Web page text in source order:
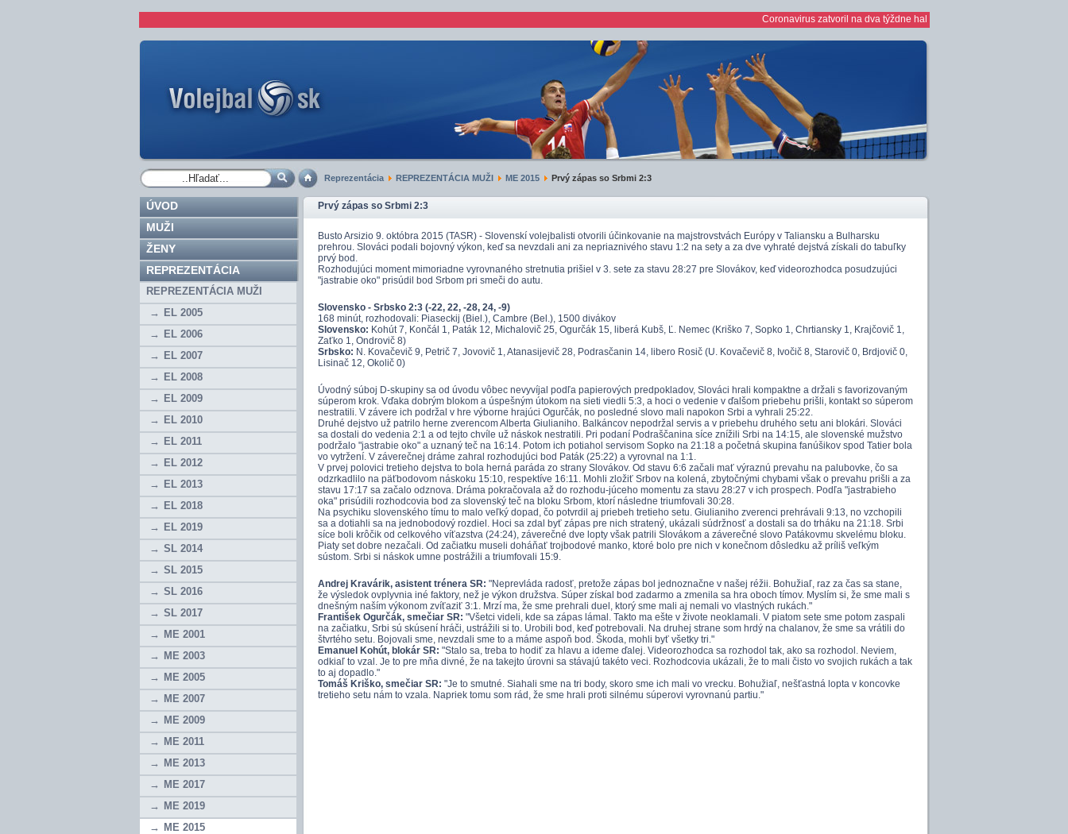
Coronavirus zatvoril na dva týždne haly *** 1/2 finále play off žien ***
Reprezentácia REPREZENTÁCIA MUŽI ME 2015 Prvý zápas so Srbmi 2:3
ÚVOD
MUŽI
ŽENY
REPREZENTÁCIA
REPREZENTÁCIA MUŽI
EL 2005
EL 2006
EL 2007
EL 2008
EL 2009
EL 2010
EL 2011
EL 2012
EL 2013
EL 2018
EL 2019
SL 2014
SL 2015
SL 2016
SL 2017
ME 2001
ME 2003
ME 2005
ME 2007
ME 2009
ME 2011
ME 2013
ME 2017
ME 2019
ME 2015
Prvý zápas so Srbmi 2:3
Busto Arsizio 9. októbra 2015 (TASR) - Slovenskí volejbalisti otvorili účinkovanie na majstrovstvách Európy v Taliansku a Bulharsku
prehrou. Slováci podali bojovný výkon, keď sa nevzdali ani za nepriaznivého stavu 1:2 na sety a za dve vyhraté dejstvá získali do tabuľky
prvý bod.
Rozhodujúci moment mimoriadne vyrovnaného stretnutia prišiel v 3. sete za stavu 28:27 pre Slovákov, keď videorozhodca posudzujúci
"jastrabie oko" prisúdil bod Srbom pri smeči do autu.
Slovensko - Srbsko 2:3 (-22, 22, -28, 24, -9)
168 minút, rozhodovali: Piaseckij (Biel.), Cambre (Bel.), 1500 divákov
Slovensko: Kohút 7, Končál 1, Paták 12, Michalovič 25, Ogurčák 15, liberá Kubš, Ľ. Nemec (Kriško 7, Sopko 1, Chrtiansky 1, Krajčovič 1,
Zaťko 1, Ondrovič 8)
Srbsko: N. Kovačevič 9, Petrič 7, Jovovič 1, Atanasijevič 28, Podrasčanin 14, libero Rosič (U. Kovačevič 8, Ivočič 8, Starovič 0, Brdjovič 0,
Lisinač 12, Okolič 0)
Úvodný súboj D-skupiny sa od úvodu vôbec nevyvíjal podľa papierových predpokladov, Slováci hrali kompaktne a držali s favorizovaným
súperom krok. Vďaka dobrým blokom a úspešným útokom na sieti viedli 5:3, a hoci o vedenie v ďalšom priebehu prišli, kontakt so súperom
nestratili. V závere ich podržal v hre výborne hrajúci Ogurčák, no posledné slovo mali napokon Srbi a vyhrali 25:22.
Druhé dejstvo už patrilo herne zverencom Alberta Giulianiho. Balkáncov nepodržal servis a v priebehu druhého setu ani blokári. Slováci
sa dostali do vedenia 2:1 a od tejto chvíle už náskok nestratili. Pri podaní Podraščanina síce znížili Srbi na 14:15, ale slovenské mužstvo
podržalo "jastrabie oko" a uznaný teč na 16:14. Potom ich potiahol servisom Sopko na 21:18 a početná skupina fanúšikov spod Tatier bola
vo vytržení. V záverečnej dráme zahral rozhodujúci bod Paták (25:22) a vyrovnal na 1:1.
V prvej polovici tretieho dejstva to bola herná paráda zo strany Slovákov. Od stavu 6:6 začali mať výraznú prevahu na palubovke, čo sa
odzrkadlilo na päťbodovom náskoku 15:10, respektíve 16:11. Mohli zložiť Srbov na kolená, zbytočnými chybami však o prevahu prišli a za
stavu 17:17 sa začalo odznova. Dráma pokračovala až do rozhodu-júceho momentu za stavu 28:27 v ich prospech. Podľa "jastrabieho
oka" prisúdili rozhodcovia bod za slovenský teč na bloku Srbom, ktorí následne triumfovali 30:28.
Na psychiku slovenského tímu to malo veľký dopad, čo potvrdil aj priebeh tretieho setu. Giulianiho zverenci prehrávali 9:13, no vzchopili
sa a dotiahli sa na jednobodový rozdiel. Hoci sa zdal byť zápas pre nich stratený, ukázali súdržnosť a dostali sa do trháku na 21:18. Srbi
síce boli krôčik od celkového víťazstva (24:24), záverečné dve lopty však patrili Slovákom a záverečné slovo Patákovmu skvelému bloku.
Piaty set dobre nezačali. Od začiatku museli doháňať trojbodové manko, ktoré bolo pre nich v konečnom dôsledku až príliš veľkým
sústom. Srbi si náskok umne postrážili a triumfovali 15:9.
Andrej Kravárik, asistent trénera SR: "Neprevláda radosť, pretože zápas bol jednoznačne v našej réžii. Bohužiaľ, raz za čas sa stane,
že výsledok ovplyvnia iné faktory, než je výkon družstva. Súper získal bod zadarmo a zmenila sa hra oboch tímov. Myslím si, že sme mali s
dnešným naším výkonom zvíťaziť 3:1. Mrzí ma, že sme prehrali duel, ktorý sme mali aj nemali vo vlastných rukách."
František Ogurčák, smečiar SR: "Všetci videli, kde sa zápas lámal. Takto ma ešte v živote neoklamali. V piatom sete sme potom zaspali
na začiatku, Srbi sú skúsení hráči, ustrážili si to. Urobili bod, keď potrebovali. Na druhej strane som hrdý na chalanov, že sme sa vrátili do
štvrtého setu. Bojovali sme, nevzdali sme to a máme aspoň bod. Škoda, mohli byť všetky tri."
Emanuel Kohút, blokár SR: "Stalo sa, treba to hodiť za hlavu a ideme ďalej. Videorozhodca sa rozhodol tak, ako sa rozhodol. Neviem,
odkiaľ to vzal. Je to pre mňa divné, že na takejto úrovni sa stávajú takéto veci. Rozhodcovia ukázali, že to mali čisto vo svojich rukách a tak
to aj dopadlo."
Tomáš Kriško, smečiar SR: "Je to smutné. Siahali sme na tri body, skoro sme ich mali vo vrecku. Bohužiaľ, nešťastná lopta v koncovke
tretieho setu nám to vzala. Napriek tomu som rád, že sme hrali proti silnému súperovi vyrovnanú partiu."